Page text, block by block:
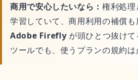
商用で安心したいなら：権利処
学習していて、商用利用の補償も
Adobe Firefly が頭ひとつ抜け
ツールでも、使うプランの規約は